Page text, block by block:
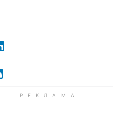
Facebook
в Xв Viber
в Whatsapp
в Messenger
отправить в LinkedIn
X в Google news
в Viber
Читайте в LinkedIn